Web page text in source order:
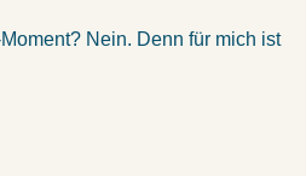
Nein. Denn für mich ist